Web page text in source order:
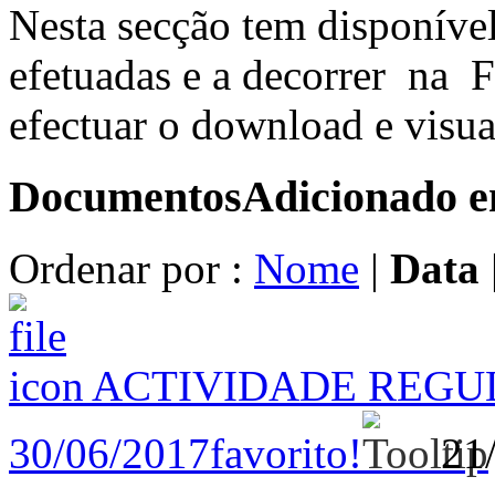
Nesta secção tem
efetuadas e a decorrer na
efectuar o download e
DocumentosAdicionado
Ordenar por : Nome | Data
ACTIVIDADE
30/06/2017favorito!